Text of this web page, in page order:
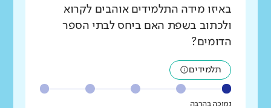
באיזו מידה התלמידים אוהבים לקרוא
ולכתוב בשפת האם ביחס לבתי הספר
הדומים?
תלמידים
נמוכה בהרבה